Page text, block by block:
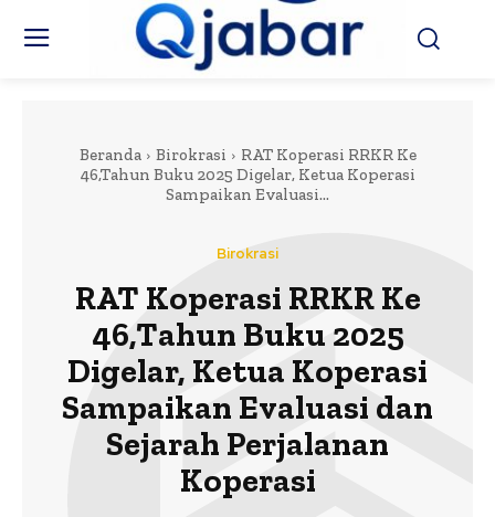
Beranda Birokrasi
RAT Koperasi RRKR Ke
46,Tahun Buku 2025 Digelar, Ketua Koperasi
Sampaikan Evaluasi...
Birokrasi
RAT Koperasi RRKR Ke
46,Tahun Buku 2025
Digelar, Ketua Koperasi
Sampaikan Evaluasi dan
Sejarah Perjalanan
Koperasi